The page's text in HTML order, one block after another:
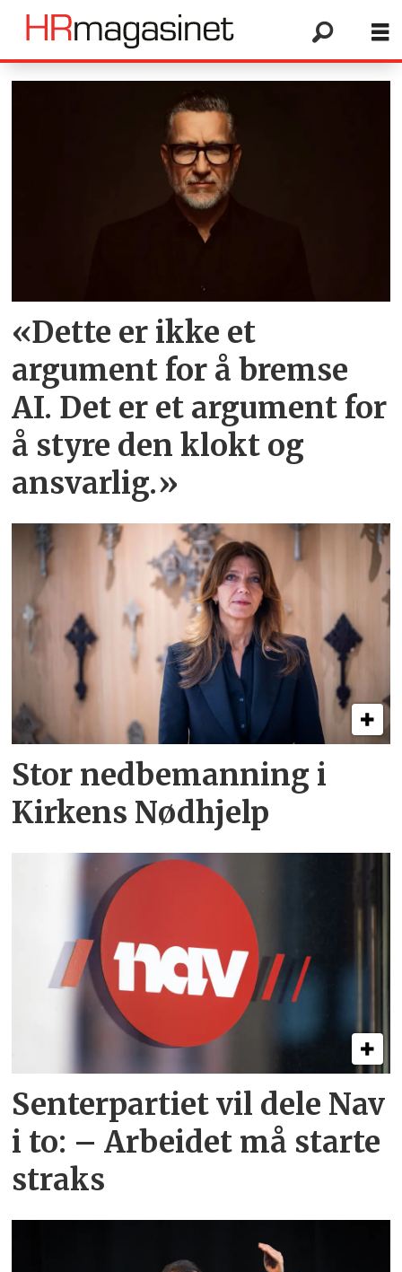
organisasjonsutvikling
«Dette er ikke et
argument for å bremse
AI. Det er et argument for
å styre den klokt og
ansvarlig.»
Stor nedbemanning i
Kirkens Nødhjelp
Senterpartiet vil dele Nav
i to: – Arbeidet må starte
straks